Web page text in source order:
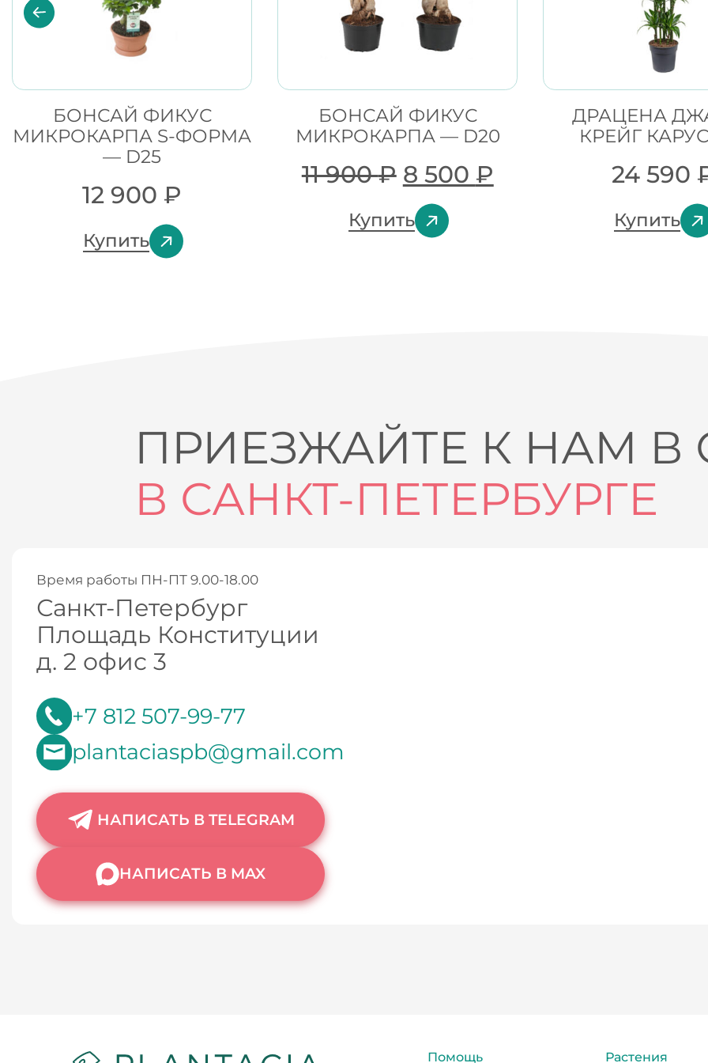
БОНСАЙ ФИКУС
МИКРОКАРПА S-ФОРМА
— D25
12 900 ₽
Купить
БОНСАЙ ФИКУС
МИКРОКАРПА — D20
11 900₽ 8 500 ₽
Купить
ДРАЦЕНА
КРЕЙГ
24 590
Купить
ПРИЕЗЖАЙТЕ К НАМ В
В САНКТ-ПЕТЕРБУРГЕ
Время работы ПН-ПТ 9.00-18.00
Санкт-Петербург
Площадь Конституции
д. 2 офис 3
+7 812 507-99-77
plantaciaspb@gmail.com
НАПИСАТЬ В TELEGRAM
НАПИСАТЬ В MAX
Помощь Растения